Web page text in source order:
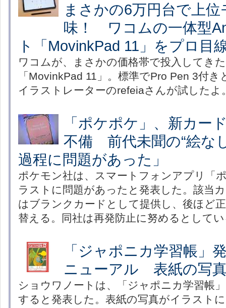
まさかの6万円台で上
味！ ワコムの一体型
ト「MovinkPad 11」をプロ目
ワコムが、まさかの価格帯で投入してき
「MovinkPad 11」。標準でPro Pen 3付
イラストレーターのrefeiaさんが試したよ
「ポケポケ」、新カー
不備 前代未聞の“絵な
過程に問題があった」
ポケモン社は、スマートフォンアプリ「
ラストに問題があったと発表した。該当
はブランクカードとして提供し、後ほど
替える。同社は再発防止に努めるとして
「ジャポニカ学習帳」
ニューアル 表紙の写
ショウワノートは、「ジャポニカ学習帳
すると発表した。表紙の写真がイラスト